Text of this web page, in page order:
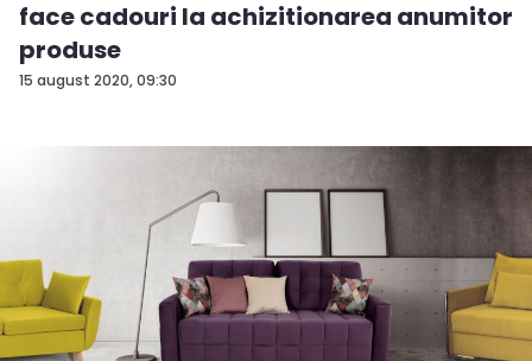
15 august 2020, 09:30
face cadouri la achizitionarea anumitor
produse